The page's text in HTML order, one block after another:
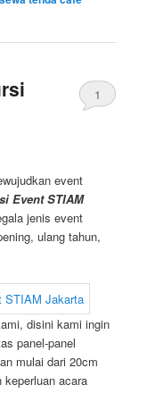
1
event
Event STIAM
jenis event
ulang tahun,
disini kami ingin
panel-panel
mulai dari 20cm
keperluan acara